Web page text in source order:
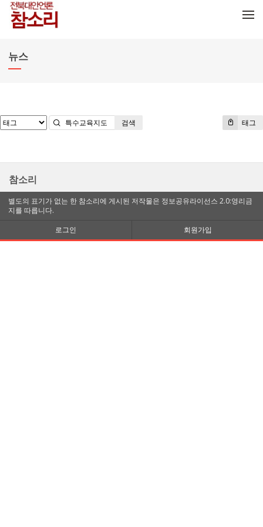
뉴스
태그
검색
참소리
별도의 표기가 없는 한 참소리에 게시된 저작물은 정보공유라이선스 2.0:영리금
지를 따릅니다.
로그인
회원가입